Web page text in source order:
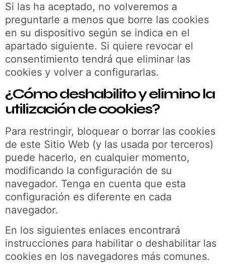
Si las ha aceptado, no volveremos a
preguntarle a menos que borre las cookies
en su dispositivo según se indica en el
apartado siguiente. Si quiere revocar el
consentimiento tendrá que eliminar las
cookies y volver a configurarlas.
¿Cómo deshabilito y elimino la
utilización de cookies?
Para restringir, bloquear o borrar las cookies
de este Sitio Web (y las usada por terceros)
puede hacerlo, en cualquier momento,
modificando la configuración de su
navegador. Tenga en cuenta que esta
configuración es diferente en cada
navegador.
En los siguientes enlaces encontrará
instrucciones para habilitar o deshabilitar las
cookies en los navegadores más comunes.